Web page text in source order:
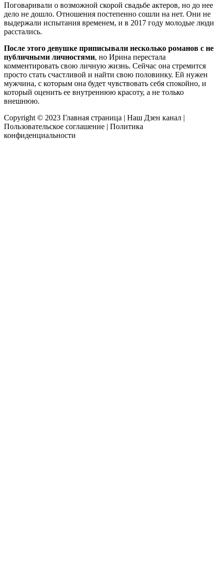
Поговаривали о возможной скорой свадьбе актеров, но до нее
дело не дошло. Отношения постепенно сошли на нет. Они не
выдержали испытания временем, и в 2017 году молодые люди
расстались.
После этого девушке приписывали несколько романов с не
публичными личностями, но Ирина перестала
комментировать свою личную жизнь. Сейчас она стремится
просто стать счастливой и найти свою половинку. Ей нужен
мужчина, с которым она будет чувствовать себя спокойно, и
который оценить ее внутреннюю красоту, а не только
внешнюю.
Copyright © 2023 Главная страница | Наш Дзен канал |
Пользовательское соглашение | Политика
конфиденциальности